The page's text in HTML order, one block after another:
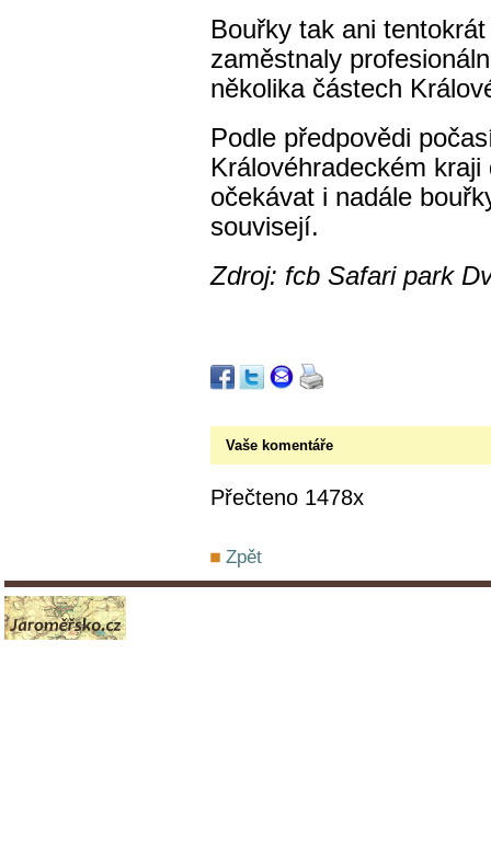
Bouřky tak ani
zaměstnaly
několika částech
Podle předpovědi
Královéhradeckém
očekávat i nadále
souvisejí.
Zdroj: fcb Safari park
Vaše komentáře
Přečteno 1478x
Zpět